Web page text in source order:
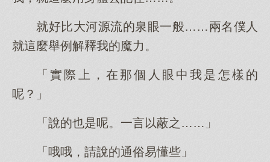
就好比大河源流的泉眼一般……兩名僕人
就這麼舉例解釋我的魔力。
「實際上，在那個人眼中我是怎樣的
呢？」
「說的也是呢。一言以蔽之……」
「哦哦，請說的通俗易懂些」